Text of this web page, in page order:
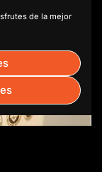
de la mejor